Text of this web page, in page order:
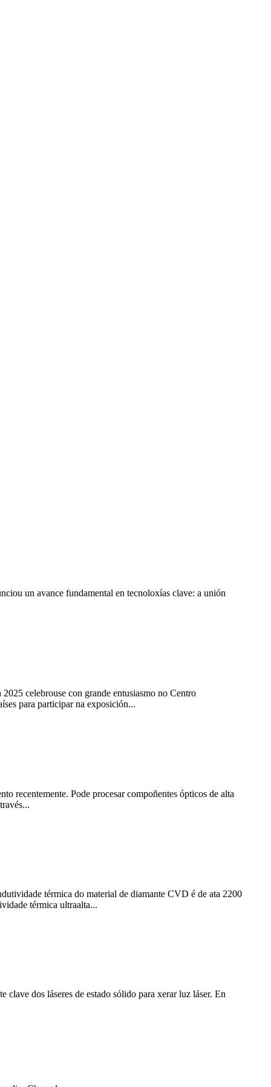
un avance fundamental en tecnoloxías clave: a unión
celebrouse con grande entusiasmo no Centro
para participar na exposición...
recentemente. Pode procesar compoñentes ópticos de alta
térmica do material de diamante CVD é de ata 2200
térmica ultraalta...
clave dos láseres de estado sólido para xerar luz láser. En